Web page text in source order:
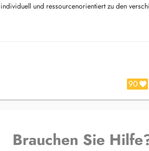
und ressourcenorientiert zu den
90
Brauchen Sie